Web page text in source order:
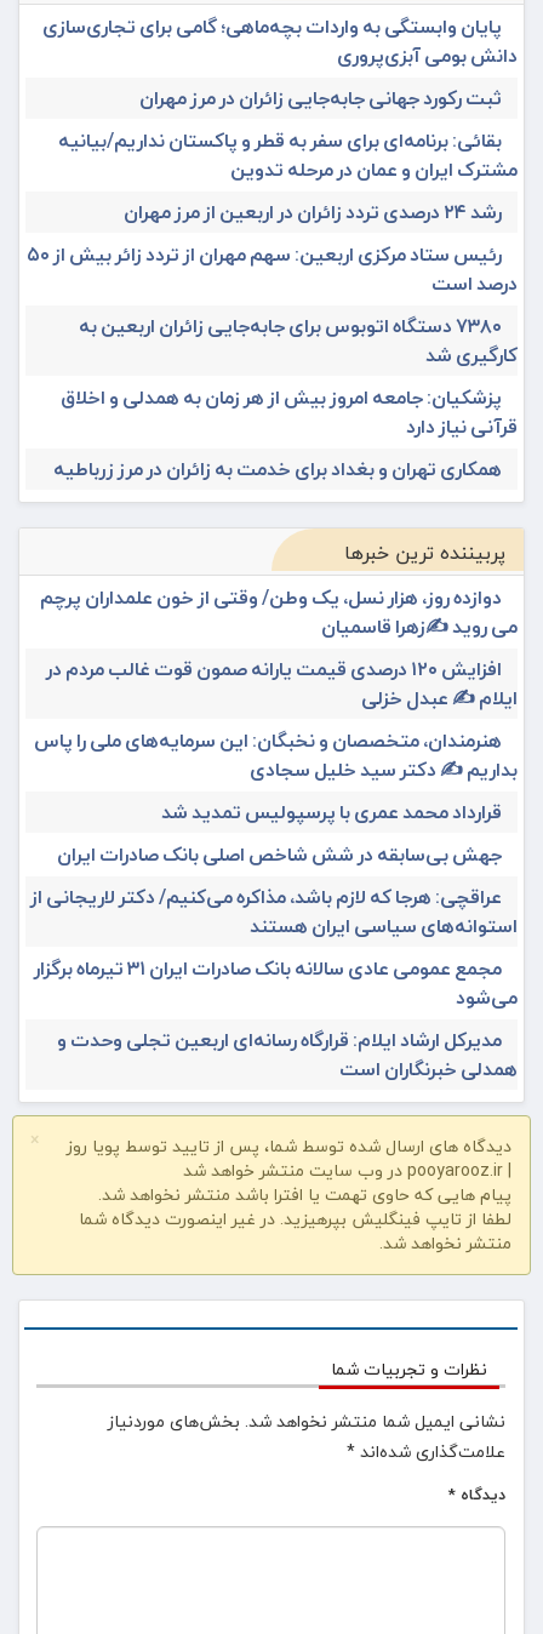
پایان وابستگی به واردات بچه‌ماهی؛ گامی برای تجاری‌سازی
دانش بومی آبزی‌پروری
ثبت رکورد جهانی جابه‌جایی زائران در مرز مهران
بقائی: برنامه‌ای برای سفر به قطر و پاکستان نداریم/بیانیه
مشترک ایران و عمان در مرحله تدوین
رشد ۲۴ درصدی تردد زائران در اربعین از مرز مهران
رئیس ستاد مرکزی اربعین: سهم مهران از تردد زائر بیش از ۵۰
درصد است
۷۳۸۰ دستگاه اتوبوس برای جابه‌جایی زائران اربعین به‌
کارگیری شد
پزشکیان: جامعه امروز بیش از هر زمان به همدلی و اخلاق
قرآنی نیاز دارد
همکاری تهران و بغداد برای خدمت به زائران در مرز زرباطیه
پربیننده ترین خبرها
دوازده روز، هزار نسل، یک وطن/ وقتی از خون علمداران پرچم
می روید ✍️زهرا قاسمیان
افزایش ۱۲۰ درصدی قیمت یارانه صمون قوت غالب مردم در
ایلام ✍️ عبدل خزلی
هنرمندان، متخصصان و نخبگان: این سرمایه‌های ملی را پاس
بداریم ✍️ دکتر سید خلیل سجادی
قرارداد محمد عمری با پرسپولیس تمدید شد
جهش بی‌سابقه در شش شاخص اصلی بانک صادرات ایران
عراقچی: هرجا که لازم باشد، مذاکره می‌کنیم/ دکتر لاریجانی از
استوانه‌های سیاسی ایران هستند
مجمع عمومی عادی سالانه بانک صادرات ایران ۳۱ تیرماه برگزار
می‌شود
مدیرکل ارشاد ایلام: قرارگاه رسانه‌ای اربعین تجلی وحدت و
همدلی خبرنگاران است
×
دیدگاه های ارسال شده توسط شما، پس از تایید توسط پویا روز
| pooyarooz.ir در وب سایت منتشر خواهد شد
پیام هایی که حاوی تهمت یا افترا باشد منتشر نخواهد شد.
لطفا از تایپ فینگلیش بپرهیزید. در غیر اینصورت دیدگاه شما
منتشر نخواهد شد.
نظرات و تجربیات شما
نشانی ایمیل شما منتشر نخواهد شد. بخش‌های موردنیاز
علامت‌گذاری شده‌اند*
دیدگاه *